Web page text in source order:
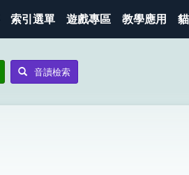
索引選單 遊戲專區 教學應用
音讀檢索